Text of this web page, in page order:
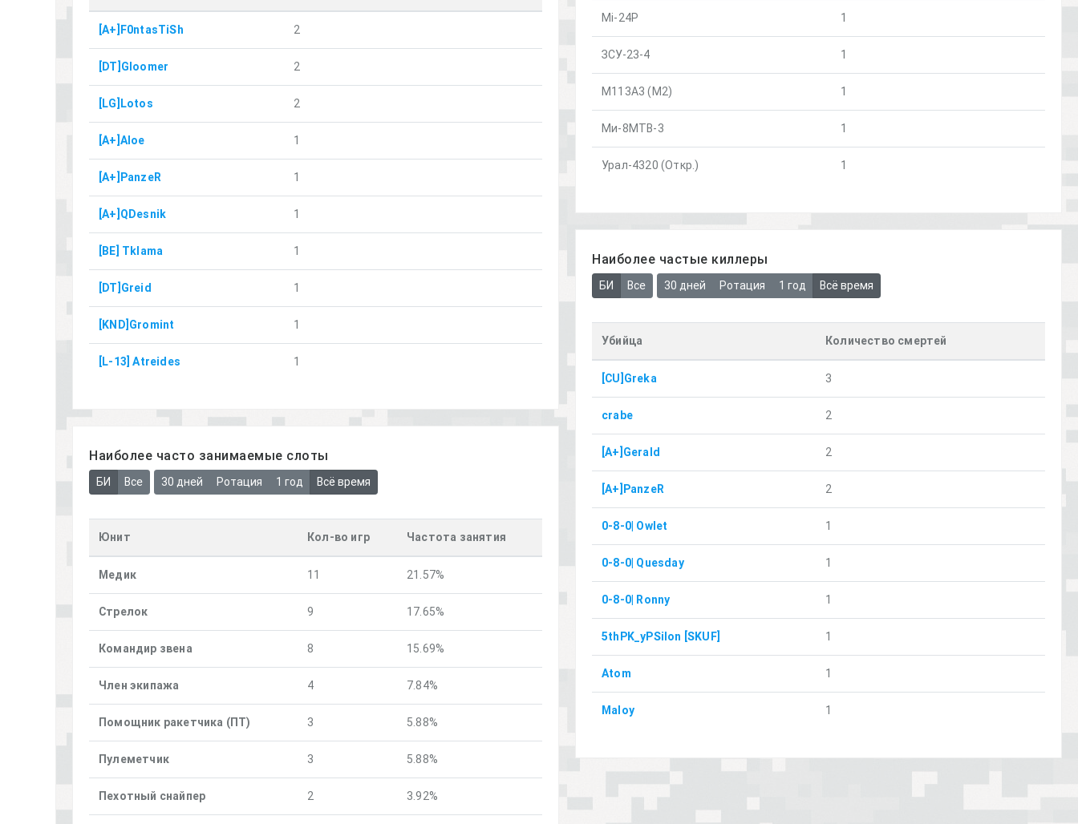
Mi-24P 1
ЗСУ-23-4 1
М113А3 (М2) 1
Ми-8МТВ-3 1
Урал-4320 (Откр.) 1
[A+]F0ntasTiSh 2
[DT]Gloomer 2
[LG]Lotos 2
[A+]Aloe 1
[A+]PanzeR 1
[A+]QDesnik 1
[BE] Tklama 1
[DT]Greid 1
[KND]Gromint 1
[L-13] Atreides 1
Наиболее частые киллеры
БИ Все 30 дней Ротация 1 год Всё время
Убийца Количество смертей
[CU]Greka 3
crabe 2
[A+]Gerald 2
[A+]PanzeR 2
0-8-0| Owlet 1
0-8-0| Quesday 1
0-8-0| Ronny 1
5thPK_yPSilon [SKUF] 1
Atom 1
Maloy 1
Наиболее часто занимаемые слоты
БИ Все 30 дней Ротация 1 год Всё время
Юнит Кол-во игр Частота занятия
Медик 11 21.57%
Стрелок 9 17.65%
Командир звена 8 15.69%
Член экипажа 4 7.84%
Помощник ракетчика (ПТ) 3 5.88%
Пулеметчик 3 5.88%
Пехотный снайпер 2 3.92%